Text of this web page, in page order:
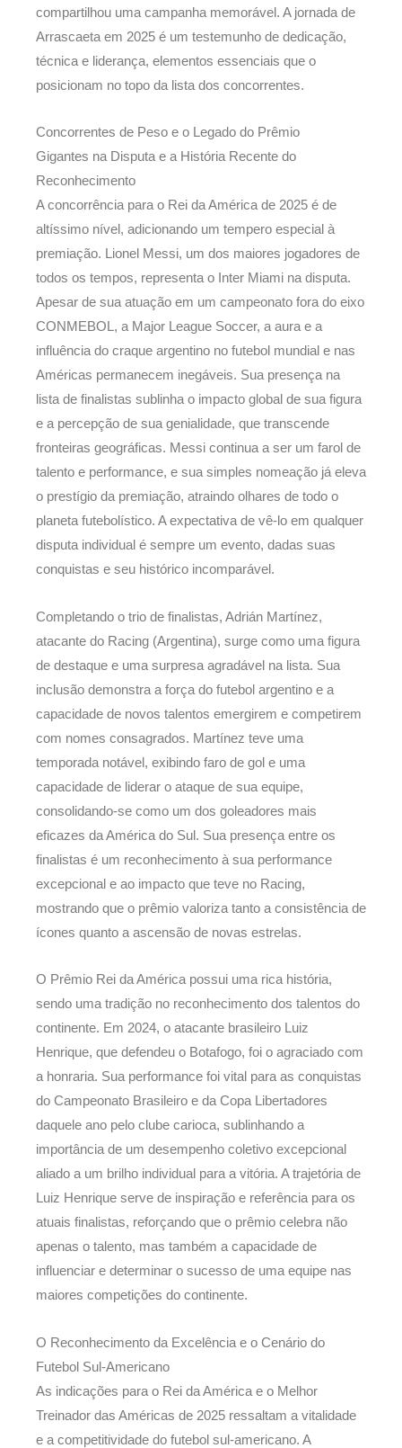
compartilhou uma campanha memorável. A jornada de
Arrascaeta em 2025 é um testemunho de dedicação,
técnica e liderança, elementos essenciais que o
posicionam no topo da lista dos concorrentes.
Concorrentes de Peso e o Legado do Prêmio
Gigantes na Disputa e a História Recente do
Reconhecimento
A concorrência para o Rei da América de 2025 é de
altíssimo nível, adicionando um tempero especial à
premiação. Lionel Messi, um dos maiores jogadores de
todos os tempos, representa o Inter Miami na disputa.
Apesar de sua atuação em um campeonato fora do eixo
CONMEBOL, a Major League Soccer, a aura e a
influência do craque argentino no futebol mundial e nas
Américas permanecem inegáveis. Sua presença na
lista de finalistas sublinha o impacto global de sua figura
e a percepção de sua genialidade, que transcende
fronteiras geográficas. Messi continua a ser um farol de
talento e performance, e sua simples nomeação já eleva
o prestígio da premiação, atraindo olhares de todo o
planeta futebolístico. A expectativa de vê-lo em qualquer
disputa individual é sempre um evento, dadas suas
conquistas e seu histórico incomparável.
Completando o trio de finalistas, Adrián Martínez,
atacante do Racing (Argentina), surge como uma figura
de destaque e uma surpresa agradável na lista. Sua
inclusão demonstra a força do futebol argentino e a
capacidade de novos talentos emergirem e competirem
com nomes consagrados. Martínez teve uma
temporada notável, exibindo faro de gol e uma
capacidade de liderar o ataque de sua equipe,
consolidando-se como um dos goleadores mais
eficazes da América do Sul. Sua presença entre os
finalistas é um reconhecimento à sua performance
excepcional e ao impacto que teve no Racing,
mostrando que o prêmio valoriza tanto a consistência de
ícones quanto a ascensão de novas estrelas.
O Prêmio Rei da América possui uma rica história,
sendo uma tradição no reconhecimento dos talentos do
continente. Em 2024, o atacante brasileiro Luiz
Henrique, que defendeu o Botafogo, foi o agraciado com
a honraria. Sua performance foi vital para as conquistas
do Campeonato Brasileiro e da Copa Libertadores
daquele ano pelo clube carioca, sublinhando a
importância de um desempenho coletivo excepcional
aliado a um brilho individual para a vitória. A trajetória de
Luiz Henrique serve de inspiração e referência para os
atuais finalistas, reforçando que o prêmio celebra não
apenas o talento, mas também a capacidade de
influenciar e determinar o sucesso de uma equipe nas
maiores competições do continente.
O Reconhecimento da Excelência e o Cenário do
Futebol Sul-Americano
As indicações para o Rei da América e o Melhor
Treinador das Américas de 2025 ressaltam a vitalidade
e a competitividade do futebol sul-americano. A